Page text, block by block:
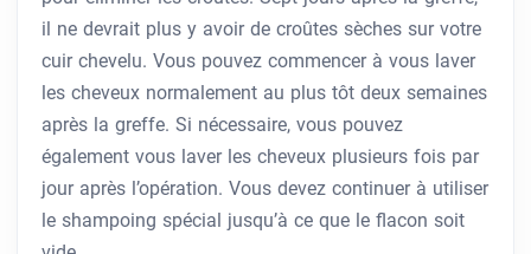
il ne devrait plus y avoir de croûtes sèches sur votre
cuir chevelu. Vous pouvez commencer à vous laver
les cheveux normalement au plus tôt deux semaines
après la greffe. Si nécessaire, vous pouvez
également vous laver les cheveux plusieurs fois par
jour après l’opération. Vous devez continuer à utiliser
le shampoing spécial jusqu’à ce que le flacon soit